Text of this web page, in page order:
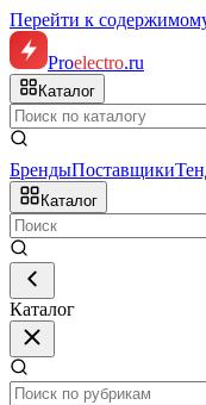
Перейти к
Proelectro.ru
Каталог
БрендыПоставщики
Каталог
Каталог